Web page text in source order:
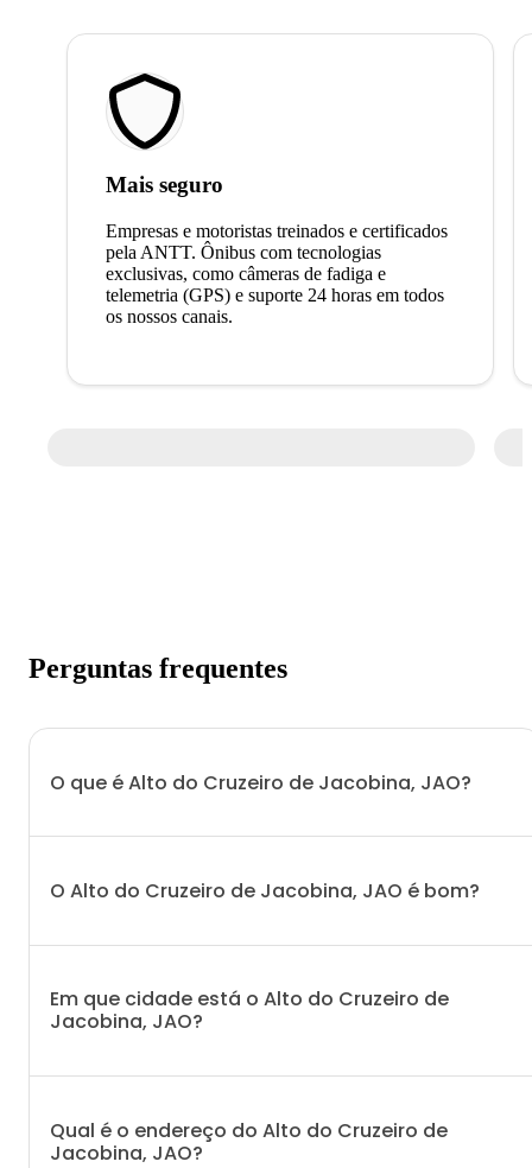
Mais seguro
Empresas e motoristas treinados e certificados
pela ANTT. Ônibus com tecnologias
exclusivas, como câmeras de fadiga e
telemetria (GPS) e suporte 24 horas em todos
os nossos canais.
Perguntas frequentes
O que é Alto do Cruzeiro de Jacobina, JAO?
O Alto do Cruzeiro de Jacobina, JAO é bom?
Em que cidade está o Alto do Cruzeiro de
Jacobina, JAO?
Qual é o endereço do Alto do Cruzeiro de
Jacobina, JAO?